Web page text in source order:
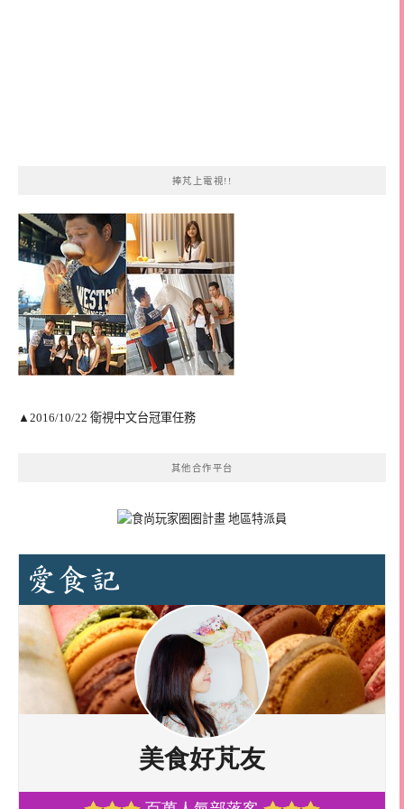
捧芃上電視!!
▲2016/10/22 衛視中文台冠軍任務
其他合作平台